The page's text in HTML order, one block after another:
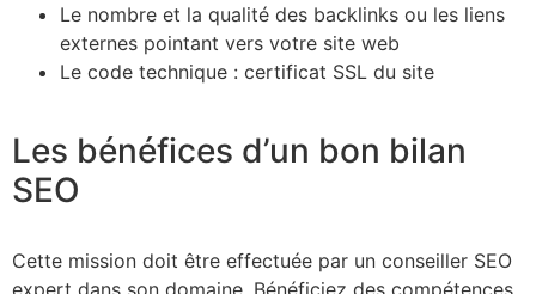
Le nombre et la qualité des backlinks ou les liens
externes pointant vers votre site web
Le code technique : certificat SSL du site
Les bénéfices d’un bon bilan
SEO
Cette mission doit être effectuée par un conseiller SEO
expert dans son domaine. Bénéficiez des compétences